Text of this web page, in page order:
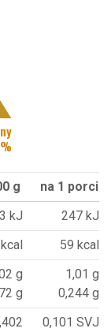
%
g
na 1 porci
kJ
247 kJ
59 kcal
g
g
1,01 g
0,244 g
0,101 SVJ